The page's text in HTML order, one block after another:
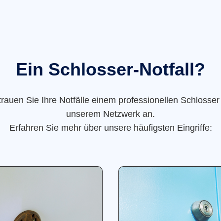
Ein Schlosser-Notfall?
Sie Ihre Notfälle einem professionellen
unserem Netzwerk an.
Erfahren Sie mehr über unsere häufigsten Eingriffe: